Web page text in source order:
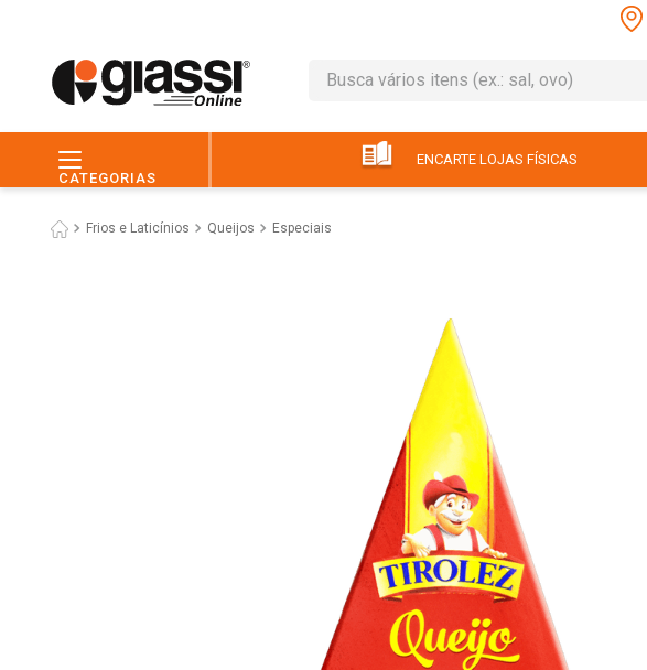
Busca vários itens (ex.: sal, ovo)
CATEGORIAS
ENCARTE LOJAS FÍSICAS
Frios e Laticínios Queijos Especiais
leite
macarrão
iogurte
arroz